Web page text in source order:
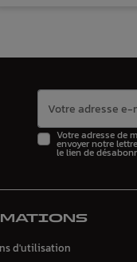
Votre adresse de
envoyer notre
le lien de
d'utilisation